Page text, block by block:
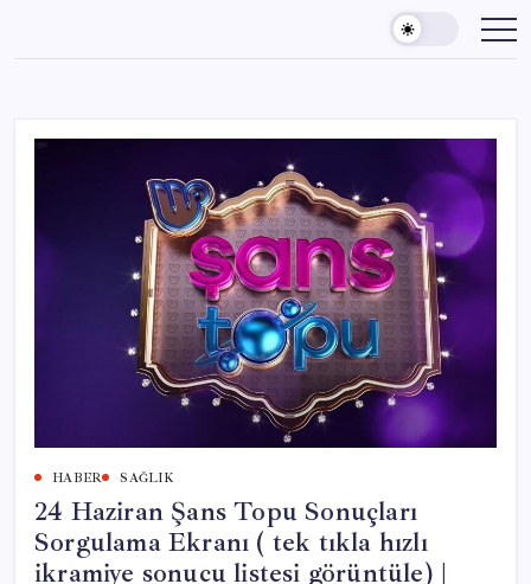
content
HABER SAĞLIK
24 Haziran Şans Topu Sonuçları
Sorgulama Ekranı ( tek tıkla hızlı
ikramiye sonucu listesi görüntüle) |